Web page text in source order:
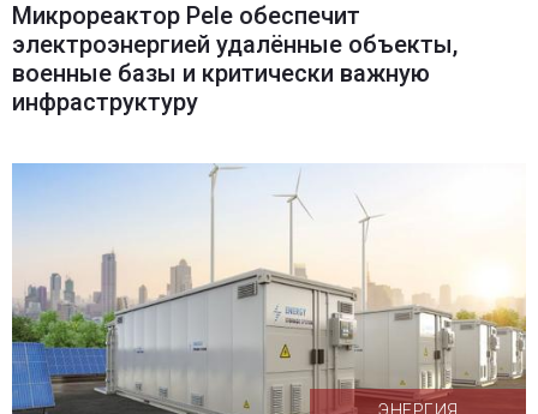
Микрореактор Pele обеспечит
электроэнергией удалённые объекты,
военные базы и критически важную
инфраструктуру